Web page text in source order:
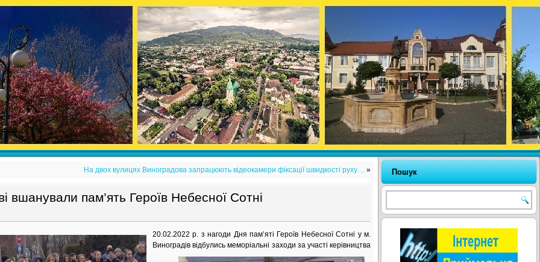
На двох вулицях Виноградова запрацюють відеокамери фіксації швидкості руху… »
вшанували пам’ять Героїв Небесної Сотні
20.02.2022 р. з нагоди Дня пам’яті Героїв Небесної Сотні у м.
Виноградів відбулись меморіальні заходи за участі керівництва
Пошук